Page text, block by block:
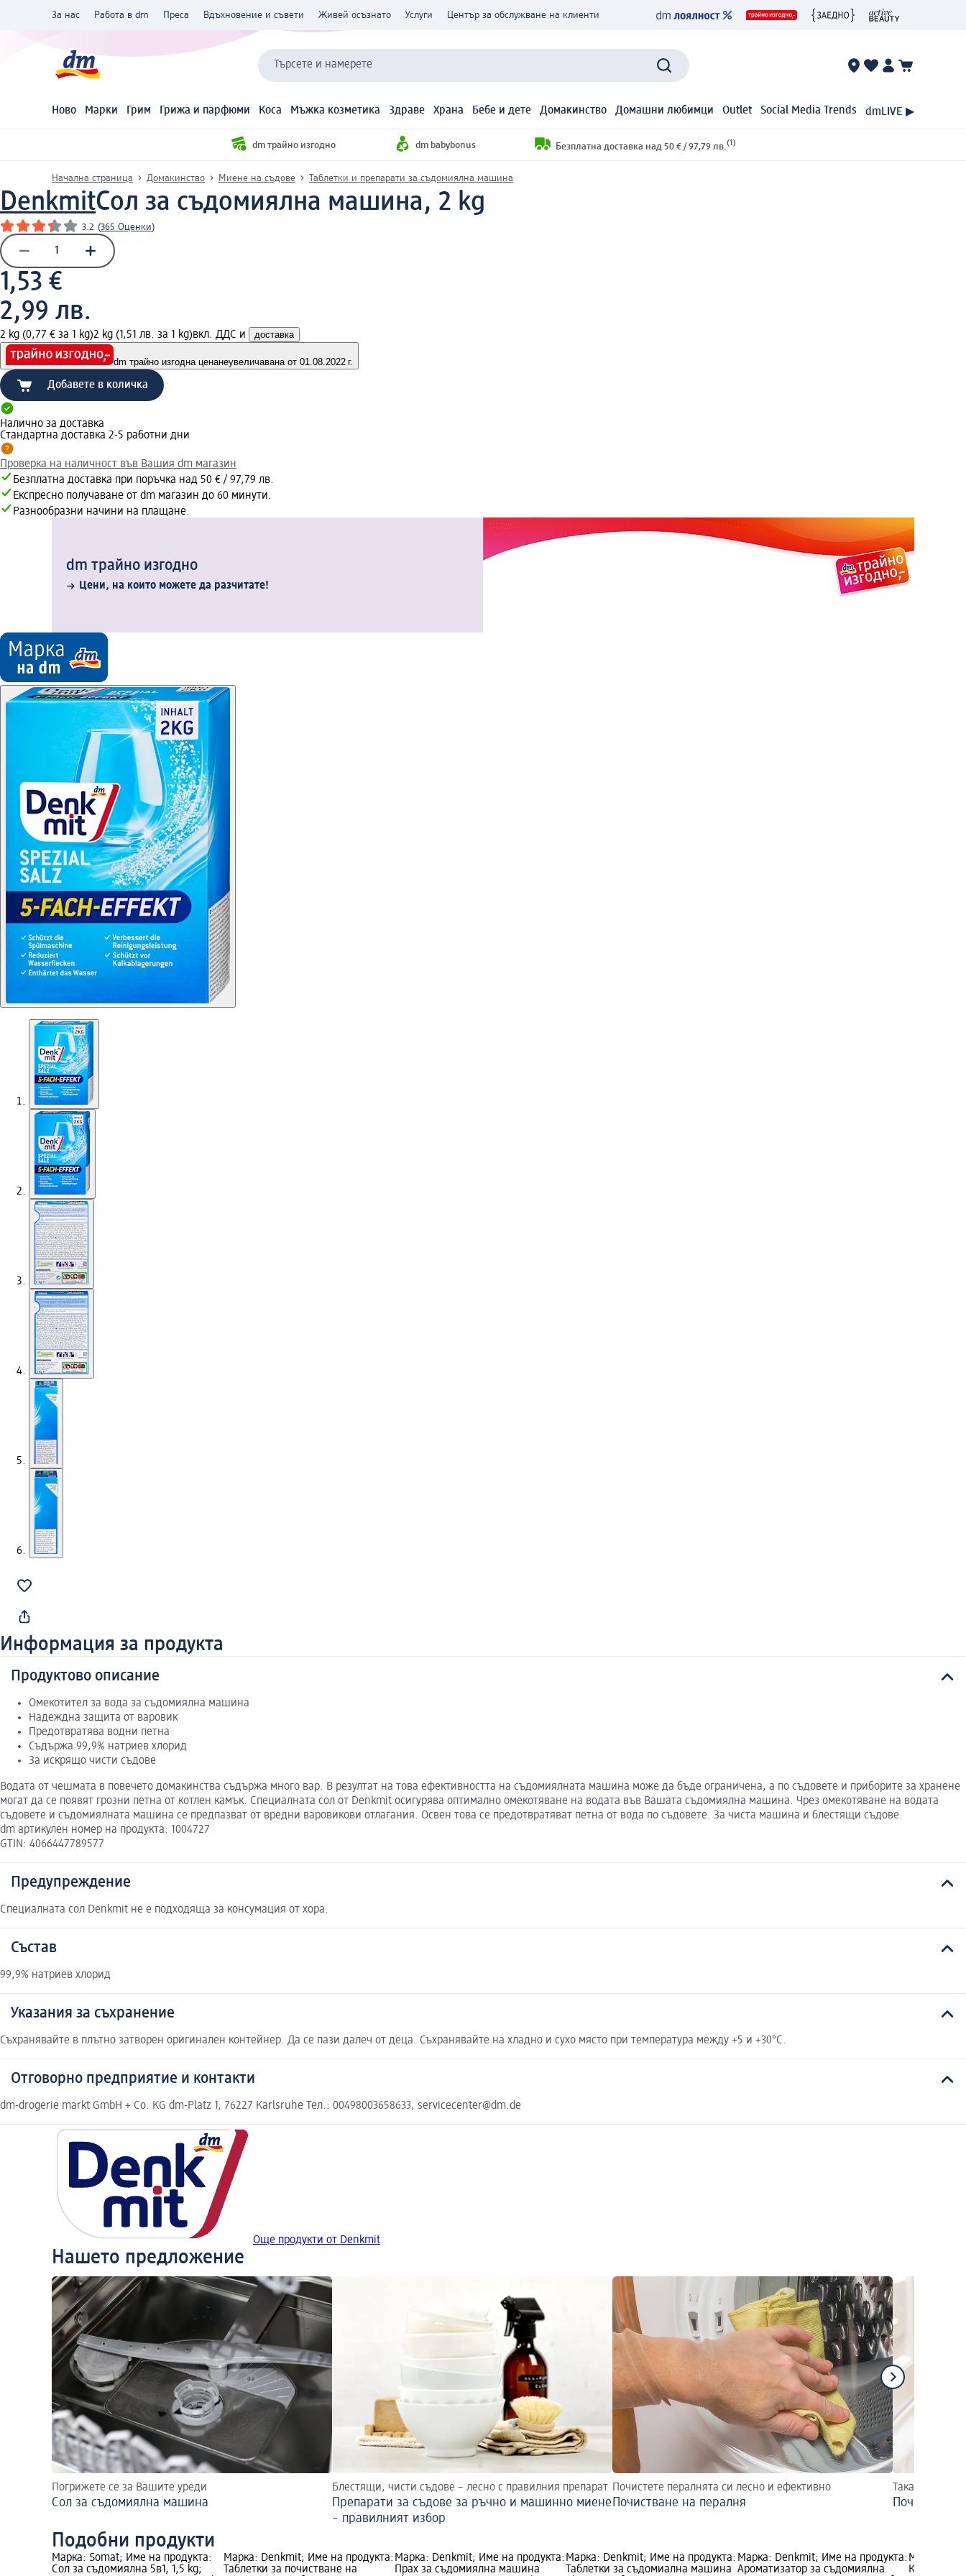
За нас Работа в dm Преса Вдъхновение и съвети Живей осъзнато Услуги Център за обслужване на клиенти
Търсете и намерете
Ново Марки Грим Грижа и парфюми Коса Мъжка козметика Здраве Храна Бебе и дете Домакинство Домашни любимци Outlet Social Media Trends dmLIVE ▶
dm трайно изгодно dm babybonus Безплатна доставка над 50 € / 97,79 лв. (1)
Начална страница Домакинство Миене на съдове Таблетки и препарати за съдомиялна машина
DenkmitСол за съдомиялна машина, 2 kg
3.2 (365 Оценки)
1,53 €
2,99 лв.
2 kg (0,77 € за 1 kg)2 kg (1,51 лв. за 1 kg)вкл. ДДС и доставка
dm трайно изгодна ценанеувеличавана от 01.08.2022 г.
Добавете в количка
Налично за доставка
Стандартна доставка 2-5 работни дни
Проверка на наличност във Вашия dm магазин
Безплатна доставка при поръчка над 50 € / 97,79 лв.
Експресно получаване от dm магазин до 60 минути.
Разнообразни начини на плащане.
dm трайно изгодно
Цени, на които можете да разчитате!
Информация за продукта
Продуктово описание
Омекотител за вода за съдомиялна машина
Надеждна защита от варовик
Предотвратява водни петна
Съдържа 99,9% натриев хлорид
За искрящо чисти съдове
Водата от чешмата в повечето домакинства съдържа много вар. В резултат на това ефективността на съдомиялната машина може да бъде ограничена, а по съдовете и приборите за хранене
могат да се появят грозни петна от котлен камък. Специалната сол от Denkmit осигурява оптимално омекотяване на водата във Вашата съдомиялна машина. Чрез омекотяване на водата
съдовете и съдомиялната машина се предпазват от вредни варовикови отлагания. Освен това се предотвратяват петна от вода по съдовете. За чиста машина и блестящи съдове.
dm артикулен номер на продукта: 1004727
GTIN: 4066447789577
Предупреждение
Специалната сол Denkmit не е подходяща за консумация от хора.
Състав
99,9% натриев хлорид
Указания за съхранение
Съхранявайте в плътно затворен оригинален контейнер. Да се пази далеч от деца. Съхранявайте на хладно и сухо място при температура между +5 и +30°C.
Отговорно предприятие и контакти
dm-drogerie markt GmbH + Co. KG dm-Platz 1, 76227 Karlsruhe Тел.: 00498003658633, servicecenter@dm.de
Още продукти от Denkmit
Нашето предложение
Погрижете се за Вашите уреди
Сол за съдомиялна машина
Блестящи, чисти съдове – лесно с правилния препарат
Препарати за съдове за ръчно и машинно миене
– правилният избор
Почистете пералнята си лесно и ефективно
Почистване на пералня
Така
Почистване
Подобни продукти
Марка: Somat; Име на продукта:
Сол за съдомиялна 5в1, 1,5 kg;
Марка: Denkmit; Име на продукта:
Таблетки за почистване на
Марка: Denkmit; Име на продукта:
Прах за съдомиялна машина
Марка: Denkmit; Име на продукта:
Таблетки за съдомиална машина
Марка: Denkmit; Име на продукта:
Ароматизатор за съдомиялна
Марка:
Капсули